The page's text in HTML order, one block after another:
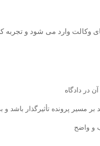
وکالت وارد می شود و
در دادگاه
مسیر پرونده تأثیرگذار باشد و
و واضح